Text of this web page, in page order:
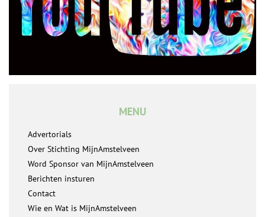
MENU
Advertorials
Over Stichting MijnAmstelveen
Word Sponsor van MijnAmstelveen
Berichten insturen
Contact
Wie en Wat is MijnAmstelveen